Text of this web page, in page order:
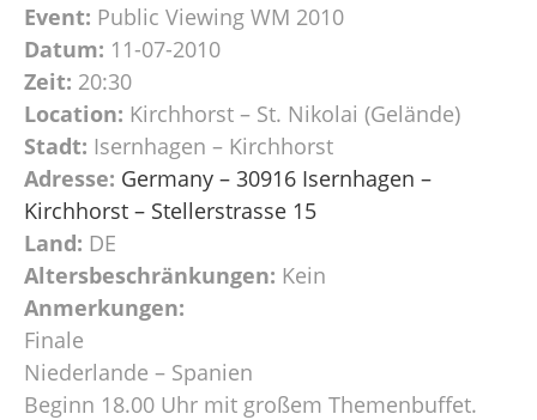
Event: Public Viewing WM 2010
Datum: 11-07-2010
Zeit: 20:30
Location: Kirchhorst – St. Nikolai (Gelände)
Stadt: Isernhagen – Kirchhorst
Adresse: Germany – 30916 Isernhagen –
Kirchhorst – Stellerstrasse 15
Land: DE
Altersbeschränkungen: Kein
Anmerkungen:
Finale
Niederlande – Spanien
Beginn 18.00 Uhr mit großem Themenbuffet.